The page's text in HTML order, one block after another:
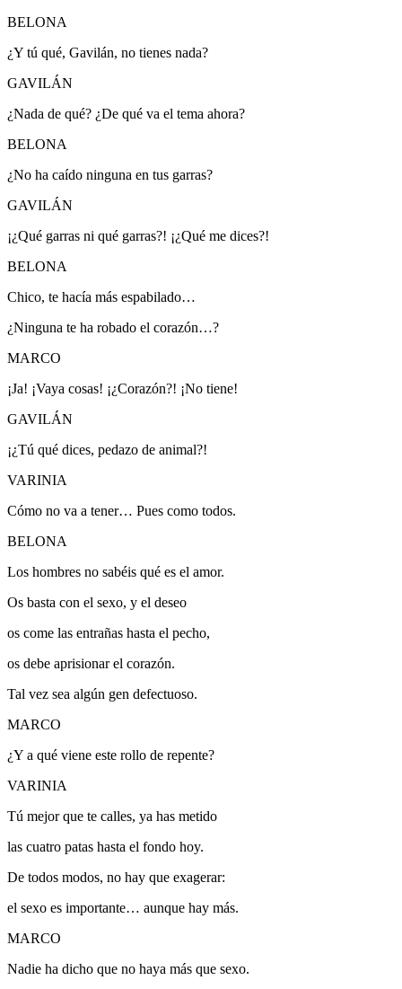
BELONA
¿Y tú qué, Gavilán, no tienes nada?
GAVILÁN
¿Nada de qué? ¿De qué va el tema ahora?
BELONA
¿No ha caído ninguna en tus garras?
GAVILÁN
¡¿Qué garras ni qué garras?! ¡¿Qué me dices?!
BELONA
Chico, te hacía más espabilado…
¿Ninguna te ha robado el corazón…?
MARCO
¡Ja! ¡Vaya cosas! ¡¿Corazón?! ¡No tiene!
GAVILÁN
¡¿Tú qué dices, pedazo de animal?!
VARINIA
Cómo no va a tener… Pues como todos.
BELONA
Los hombres no sabéis qué es el amor.
Os basta con el sexo, y el deseo
os come las entrañas hasta el pecho,
os debe aprisionar el corazón.
Tal vez sea algún gen defectuoso.
MARCO
¿Y a qué viene este rollo de repente?
VARINIA
Tú mejor que te calles, ya has metido
las cuatro patas hasta el fondo hoy.
De todos modos, no hay que exagerar:
el sexo es importante… aunque hay más.
MARCO
Nadie ha dicho que no haya más que sexo.